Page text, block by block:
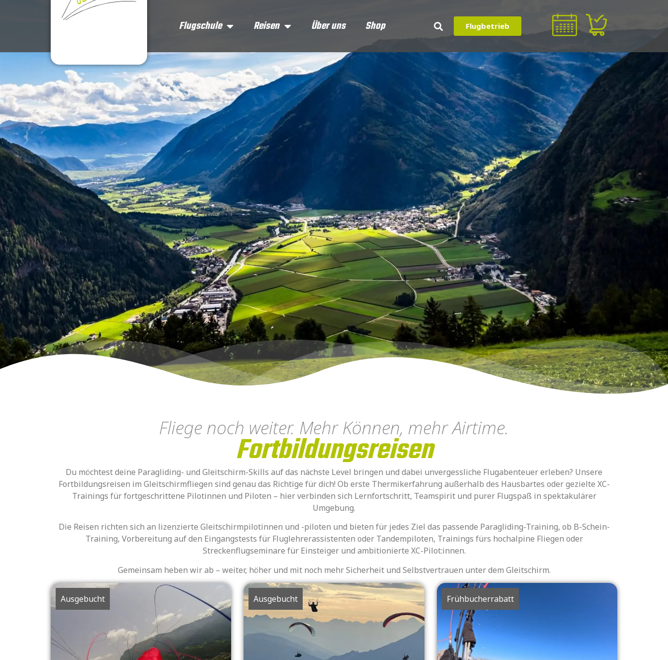
Flugschule Reisen Über uns Shop Flugbetrieb
Fliege noch weiter. Mehr Können, mehr Airtime.
Fortbildungsreisen
Du möchtest deine Paragliding- und Gleitschirm-Skills auf das nächste Level bringen und dabei unvergessliche Flugabenteuer erleben? Unsere
Fortbildungsreisen im Gleitschirmfliegen sind genau das Richtige für dich! Ob erste Thermikerfahrung außerhalb des Hausbartes oder gezielte XC-
Trainings für fortgeschrittene Pilotinnen und Piloten – hier verbinden sich Lernfortschritt, Teamspirit und purer Flugspaß in spektakulärer
Umgebung.
Die Reisen richten sich an lizenzierte Gleitschirmpilotinnen und -piloten und bieten für jedes Ziel das passende Paragliding-Training, ob B-Schein-
Training, Vorbereitung auf den Eingangstests für Fluglehrerassistenten oder Tandempiloten, Trainings fürs hochalpine Fliegen oder
Streckenflugseminare für Einsteiger und ambitionierte XC-Pilot:innen.
Gemeinsam heben wir ab – weiter, höher und mit noch mehr Sicherheit und Selbstvertrauen unter dem Gleitschirm.
Ausgebucht Ausgebucht Frühbucherrabatt